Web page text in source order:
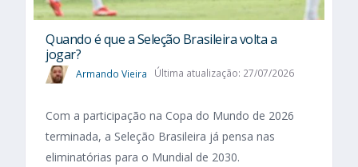
Quando é que a Seleção Brasileira volta a
jogar?
Armando Vieira Última atualização: 27/07/2026
Com a participação na Copa do Mundo de 2026
terminada, a Seleção Brasileira já pensa nas
eliminatórias para o Mundial de 2030.